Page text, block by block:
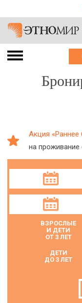
Акция «Раннее
на проживание
ВЗРОСЛЫЕ
И ДЕТИ
ОТ 3 ЛЕТ
ДЕТИ
ДО 3 ЛЕТ